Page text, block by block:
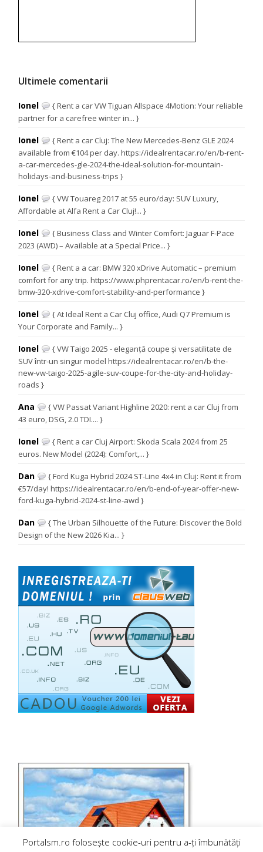
Ultimele comentarii
Ionel
{ Rent a car VW Tiguan Allspace 4Motion: Your reliable
partner for a carefree winter in... }
Ionel
{ Rent a car Cluj: The New Mercedes-Benz GLE 2024
available from €104 per day. https://idealrentacar.ro/en/b-rent-
a-car-mercedes-gle-2024-the-ideal-solution-for-mountain-
holidays-and-business-trips }
Ionel
{ VW Touareg 2017 at 55 euro/day: SUV Luxury,
Affordable at Alfa Rent a Car Cluj!... }
Ionel
{ Business Class and Winter Comfort: Jaguar F-Pace
2023 (AWD) – Available at a Special Price... }
Ionel
{ Rent a a car: BMW 320 xDrive Automatic – premium
comfort for any trip. https://www.phprentacar.ro/en/b-rent-the-
bmw-320-xdrive-comfort-stability-and-performance }
Ionel
{ At Ideal Rent a Car Cluj office, Audi Q7 Premium is
Your Corporate and Family... }
Ionel
{ VW Taigo 2025 - eleganță coupe și versatilitate de
SUV într-un singur model https://idealrentacar.ro/en/b-the-
new-vw-taigo-2025-agile-suv-coupe-for-the-city-and-holiday-
roads }
Ana
{ VW Passat Variant Highline 2020: rent a car Cluj from
43 euro, DSG, 2.0 TDI.... }
Ionel
{ Rent a car Cluj Airport: Skoda Scala 2024 from 25
euros. New Model (2024): Comfort,... }
Dan
{ Ford Kuga Hybrid 2024 ST-Line 4x4 in Cluj: Rent it from
€57/day! https://idealrentacar.ro/en/b-end-of-year-offer-new-
ford-kuga-hybrid-2024-st-line-awd }
Dan
{ The Urban Silhouette of the Future: Discover the Bold
Design of the New 2026 Kia... }
Portalsm.ro folosește cookie-uri pentru a-ți îmbunătăți